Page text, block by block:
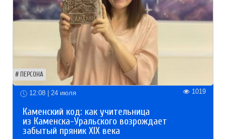
ПЕРСОНА
12:08 | 24 июля 1019
Каменский код: как учительница
из Каменска-Уральского возрождает
забытый пряник XIX века